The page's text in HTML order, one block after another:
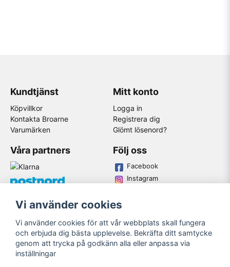
Kundtjänst
Köpvillkor
Kontakta Broarne
Varumärken
Mitt konto
Logga in
Registrera dig
Glömt lösenord?
Våra partners Följ oss
Facebook
Instagram
© Copyright
Vi använder cookies
Vi använder cookies för att vår webbplats skall fungera
och erbjuda dig bästa upplevelse. Bekräfta ditt samtycke
genom att trycka på godkänn alla eller anpassa via
inställningar